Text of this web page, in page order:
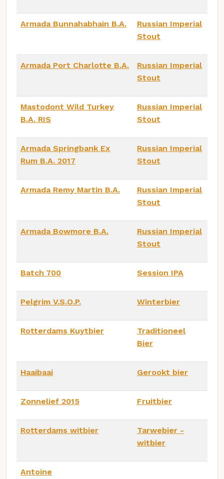
Armada Bunnahabhain B.A.
Russian Imperial
Stout
Armada Port Charlotte B.A.
Russian Imperial
Stout
Mastodont Wild Turkey
B.A. RIS
Russian Imperial
Stout
Armada Springbank Ex
Rum B.A. 2017
Russian Imperial
Stout
Armada Remy Martin B.A.
Russian Imperial
Stout
Armada Bowmore B.A.
Russian Imperial
Stout
Batch 700 Session IPA
Pelgrim V.S.O.P. Winterbier
Rotterdams Kuytbier
Traditioneel
Bier
Haaibaai Gerookt bier
Zonnelief 2015 Fruitbier
Rotterdams witbier
Tarwebier -
witbier
Antoine